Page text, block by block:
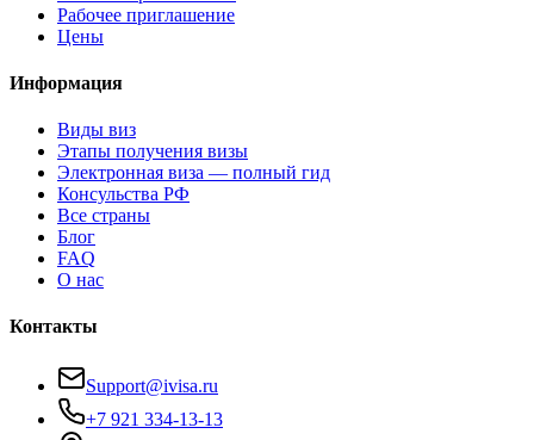
Рабочее приглашение
Цены
Информация
Виды виз
Этапы получения визы
Электронная виза — полный гид
Консульства РФ
Все страны
Блог
FAQ
О нас
Контакты
Support@ivisa.ru
+7 921 334-13-13